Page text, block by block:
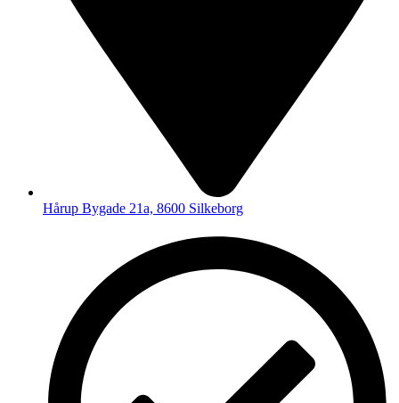
Hårup Bygade 21a, 8600 Silkeborg